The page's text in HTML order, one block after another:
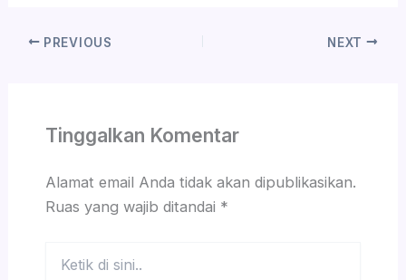
PREVIOUS NEXT
Tinggalkan Komentar
Alamat email Anda tidak akan dipublikasikan.
Ruas yang wajib ditandai *